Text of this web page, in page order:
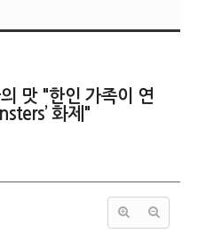
맛 "한인 가족이 연
화제"